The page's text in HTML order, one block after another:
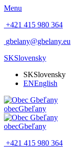
Menu
+421 415 980 364
gbelany@gbelany.eu
SKSlovensky
SKSlovensky
ENEnglish
obecGbeľany
obecGbeľany
+421 415 980 364